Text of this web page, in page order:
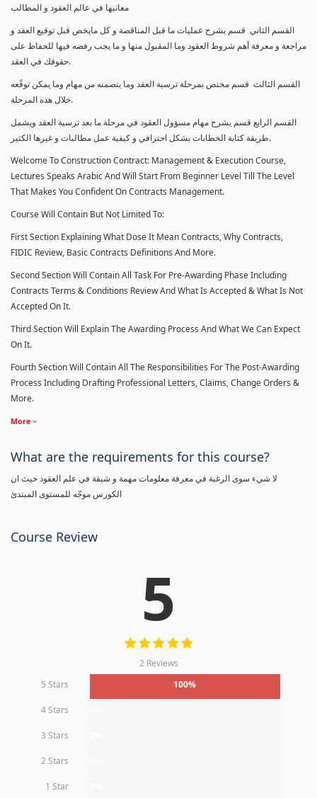
معانيها في عالم العقود و المطالب
القسم الثاني قسم يشرح عمليات ما قبل المناقصة و كل مايخص قبل توقيع العقد و
مراجعة و معرفة أهم شروط العقود وما المقبول منها و ما يجب رفضه فيها للحفاظ على
حقوقك في العقد.
القسم الثالث قسم مختص بمرحلة ترسية العقد وما يتضمنه من مهام وما يمكن توقًعه
خلال هذه المرحلة.
القسم الرابع قسم يشرح مهام مسؤول العقود في مرحلة ما بعد ترسية العقد ويشمل
طريقة كتابة الخطابات بشكل احترافي و كيفية عمل مطالبات و غيرها الكثير.
Welcome To Construction Contract: Management & Execution Course,
Lectures Speaks Arabic And Will Start From Beginner Level Till The Level
That Makes You Confident On Contracts Management.
Course Will Contain But Not Limited To:
First Section Explaining What Dose It Mean Contracts, Why Contracts,
FIDIC Review, Basic Contracts Definitions And More.
Second Section Will Contain All Task For Pre-Awarding Phase Including
Contracts Terms & Conditions Review And What Is Accepted & What Is Not
Accepted On It.
Third Section Will Explain The Awarding Process And What We Can Expect
On It.
Fourth Section Will Contain All The Responsibilities For The Post-Awarding
Process Including Drafting Professional Letters, Claims, Change Orders &
More.
More
What are the requirements for this course?
لا شيء سوى الرغبة في معرفة معلومات مهمة و شيقة في علم العقود حيث ان
الكورس موجّه للمستوى المبتدئ
Course Review
5
2 Reviews
5 Stars
100%
4 Stars
3 Stars
2 Stars
1 Star